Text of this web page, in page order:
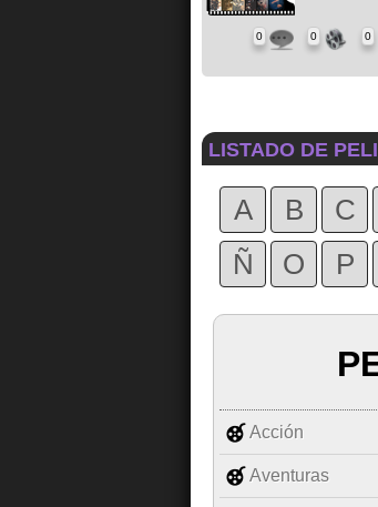
0 0 0
LISTADO DE
A B C
Ñ
O P
Acción
Aventuras